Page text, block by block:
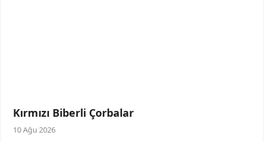
Kırmızı Biberli Çorbalar
10 Ağu 2026